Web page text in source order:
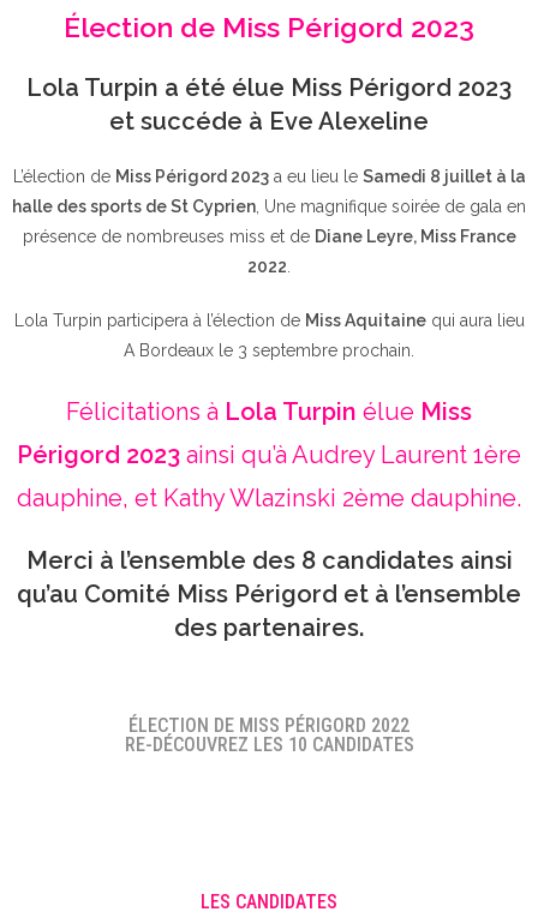
Élection de Miss Périgord 2023
Lola Turpin a été élue Miss Périgord 2023
et succéde à Eve Alexeline
L’élection de Miss Périgord 2023a eu lieu le Samedi 8 juillet à la
halle des sports de St Cyprien , Une magnifique soirée de gala en
présence de nombreuses miss et de Diane Leyre, Miss France
2022
Lola Turpin participera à l’élection de Miss Aquitainequi aura lieu
A Bordeaux le 3 septembre prochain.
Félicitations à Lola Turpin élue Miss
Périgord 2023 ainsi qu’à Audrey Laurent 1ère
dauphine, et Kathy Wlazinski 2ème dauphine.
Merci à l’ensemble des 8 candidates ainsi
qu’au Comité Miss Périgord et à l’ensemble
des partenaires.
ÉLECTION DE MISS PÉRIGORD 2022
RE-DÉCOUVREZ LES 10 CANDIDATES
LES CANDIDATES